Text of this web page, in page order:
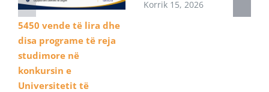
5450 vende të lira dhe
disa programe të reja
studimore në
konkursin e
Universitetit të
Korrik 15, 2026